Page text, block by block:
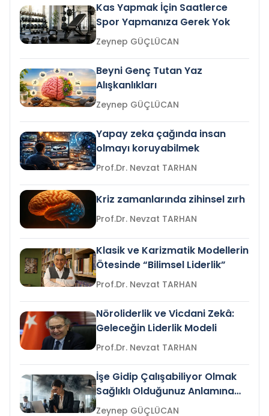
Kas Yapmak İçin Saatlerce
Spor Yapmanıza Gerek Yok
Zeynep GÜÇLÜCAN
Beyni Genç Tutan Yaz
Alışkanlıkları
Zeynep GÜÇLÜCAN
Yapay zeka çağında insan
olmayı koruyabilmek
Prof.Dr. Nevzat TARHAN
Kriz zamanlarında zihinsel zırh
Prof.Dr. Nevzat TARHAN
Klasik ve Karizmatik Modellerin
Ötesinde “Bilimsel Liderlik”
Prof.Dr. Nevzat TARHAN
Nöroliderlik ve Vicdani Zekâ:
Geleceğin Liderlik Modeli
Prof.Dr. Nevzat TARHAN
İşe Gidip Çalışabiliyor Olmak
Sağlıklı Olduğunuz Anlamına
Gelir mi?Zeynep GÜÇLÜCAN